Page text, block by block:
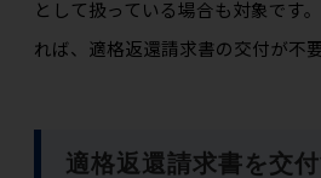
として扱っている場合も対象です
れば、適格返還請求書の交付が不
適格返還請求書を交